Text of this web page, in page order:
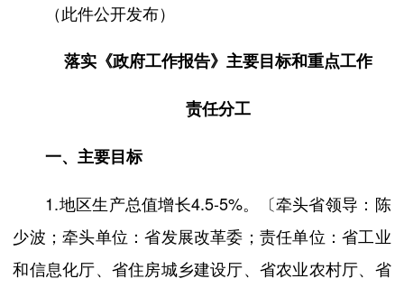
（此件公开发布）
落实《政府工作报告》主要目标和重点工作
责任分工
一、主要目标
1.地区生产总值增长4.5-5%。〔牵头省领导：陈
少波；牵头单位：省发展改革委；责任单位：省工业
和信息化厅、省住房城乡建设厅、省农业农村厅、省